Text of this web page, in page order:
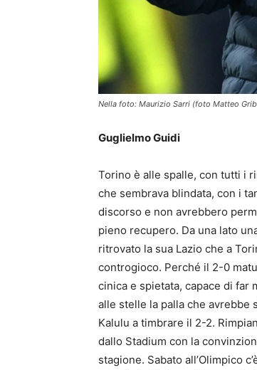
Nella foto: Maurizio Sarri (foto Matteo
Guglielmo Guidi
Torino è alle spalle, con tutti i
che sembrava blindata, con i
discorso e non avrebbero
pieno recupero. Da una lato
ritrovato la sua Lazio che a
controgioco. Perché il 2-0
cinica e spietata, capace di far
alle stelle la palla che avrebbe
Kalulu a timbrare il 2-2.
dallo Stadium con la
stagione. Sabato all’Olimpico